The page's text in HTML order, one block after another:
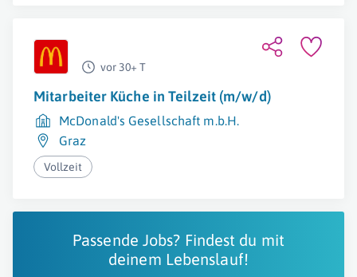
vor 30+ T
Mitarbeiter Küche in Teilzeit (m/w/d)
McDonald's Gesellschaft m.b.H.
Graz
Vollzeit
Passende Jobs? Findest du mit
deinem Lebenslauf!